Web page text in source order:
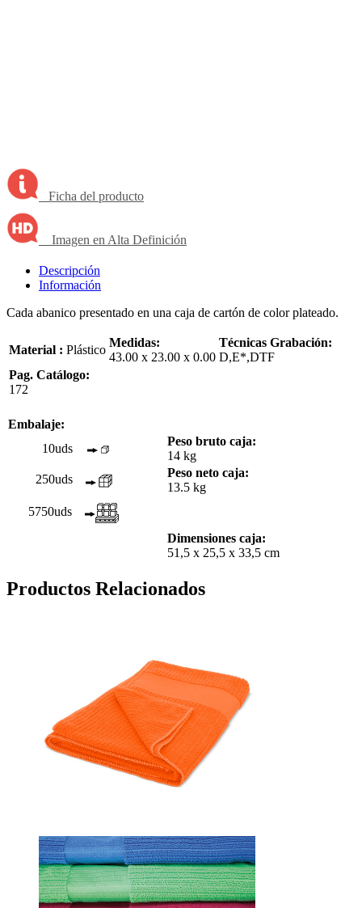
Ficha del producto
Imagen en Alta Definición
Descripción
Información
Cada abanico presentado en una caja de cartón de color plateado.
Material : Plástico
Medidas:
43.00 x 23.00 x 0.00
Técnicas Grabación:
D,E*,DTF
Pag. Catálogo:
172
Embalaje:
10uds
Peso bruto caja:
14 kg
250uds
Peso neto caja:
13.5 kg
5750uds
Dimensiones caja:
51,5 x 25,5 x 33,5 cm
Productos Relacionados